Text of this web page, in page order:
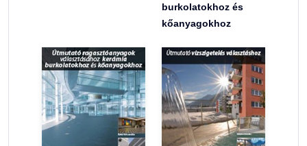
burkolatokhoz és
kőanyagokhoz